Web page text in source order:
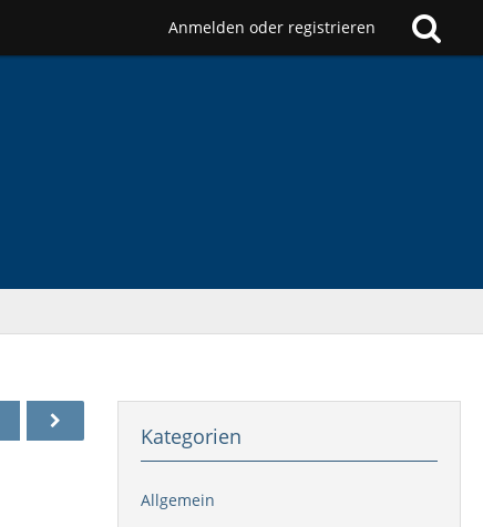
Anmelden oder registrieren
Kategorien
Allgemein